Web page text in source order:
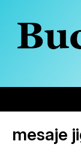
mesaje